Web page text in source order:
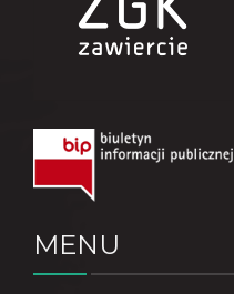
MENU